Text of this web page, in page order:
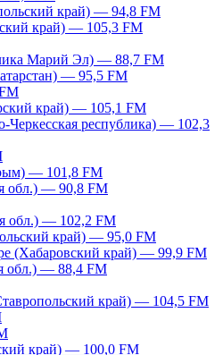
край) — 94,8 FM
край) — 105,3 FM
Марий Эл) — 88,7 FM
— 95,5 FM
край) — 105,1 FM
Черкесская республика) — 102,3
— 101,8 FM
обл.) — 90,8 FM
обл.) — 102,2 FM
край) — 95,0 FM
(Хабаровский край) — 99,9 FM
обл.) — 88,4 FM
край) — 104,5 FM
край) — 100,0 FM